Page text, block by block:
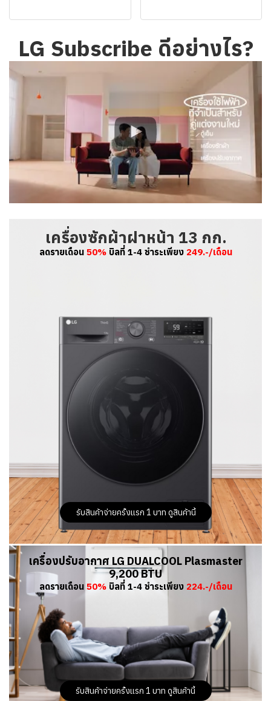
LG Subscribe ดีอย่างไร?
เครื่องซักผ้าฝาหน้า 13 กก.
ลดรายเดือน 50% บิลที่ 1-4 ชำระเพียง 249.-/เดือน
รับสินค้าจ่ายครั้งแรก 1 บาท ดูสินค้านี้
เครื่องปรับอากาศ LG DUALCOOL Plasmaster
9,200 BTU
ลดรายเดือน 50%บิลที่ 1-4 ชำระเพียง 224.-/เดือน
รับสินค้าจ่ายครั้งแรก 1 บาท ดูสินค้านี้